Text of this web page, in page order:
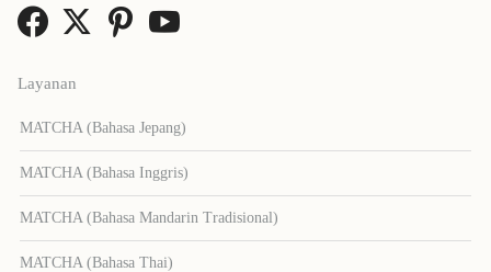
Layanan
MATCHA (Bahasa Jepang)
MATCHA (Bahasa Inggris)
MATCHA (Bahasa Mandarin Tradisional)
MATCHA (Bahasa Thai)